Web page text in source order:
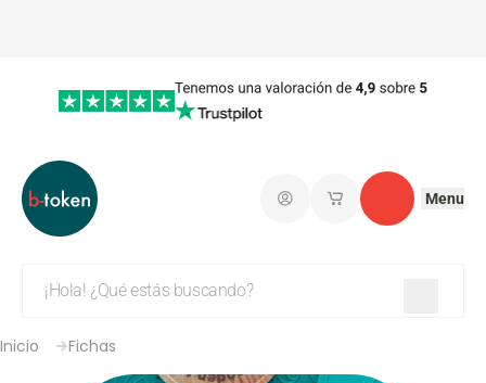
Iniciar sesiónMis carritos de
Contacto
Menu
Inicio Fichas